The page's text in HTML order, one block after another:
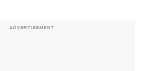
ADVERTISEMENT